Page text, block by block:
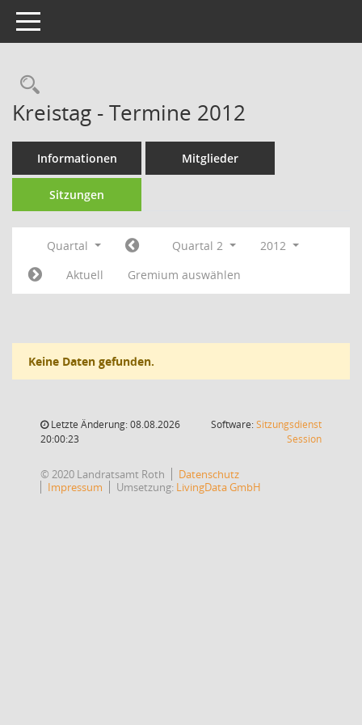
Toggle navigation
Rechercheauswahl
Kreistag - Termine 2012
Informationen Mitglieder
Sitzungen
Quartal Quartal 2
2012
Aktuell
Gremium auswählen
Keine Daten gefunden.
Letzte Änderung: 08.08.2026
20:00:23
Software:Sitzungsdienst
Session(Wird in
© 2020 Landratsamt Roth
Datenschutz
Impressum
Umsetzung: LivingData GmbH